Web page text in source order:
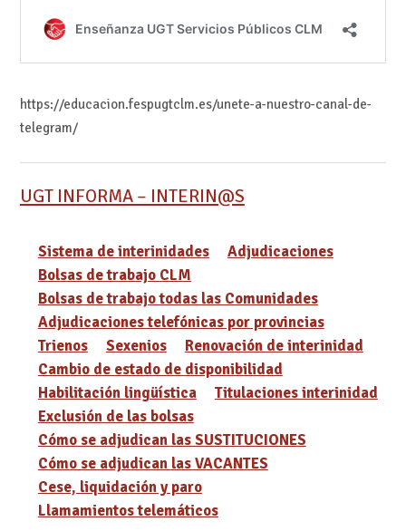
https://educacion.fespugtclm.es/unete-a-nuestro-canal-de-
telegram/
UGT INFORMA – INTERIN@S
Sistema de interinidades
Adjudicaciones
Bolsas de trabajo CLM
Bolsas de trabajo todas las Comunidades
Adjudicaciones telefónicas por provincias
Trienos
Sexenios
Renovación de interinidad
Cambio de estado de disponibilidad
Habilitación lingüística
Titulaciones interinidad
Exclusión de las bolsas
Cómo se adjudican las SUSTITUCIONES
Cómo se adjudican las VACANTES
Cese, liquidación y paro
Llamamientos telemáticos